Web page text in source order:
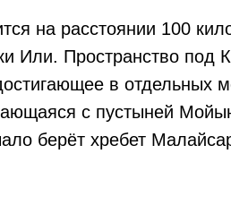
на расстоянии 100
Или. Пространство под
в отдельных
с пустыней
берёт хребет